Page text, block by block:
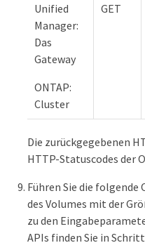
Unified
Manager:
Das
Gateway
ONTAP:
Cluster
GET
Die zurückgegebenen
HTTP-Statuscodes der
Führen Sie die folgende
des Volumes mit der
zu den
APIs finden Sie in Schritt